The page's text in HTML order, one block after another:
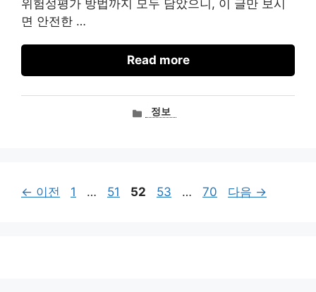
위험성평가 방법까지 모두 담았으니, 이 글만 보시
면 안전한 …
Read more
카정보
← 이전
페
1 …
페
51
페
52
페
53 …
페
70 다음 →